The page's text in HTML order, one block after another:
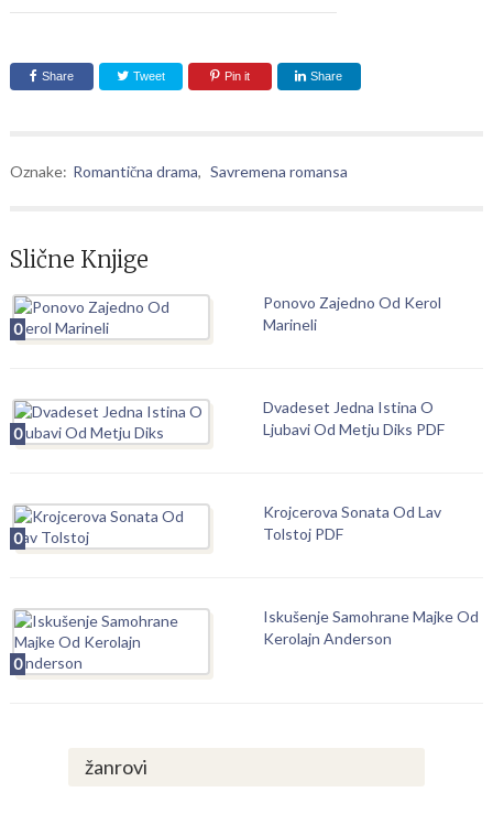
Share Tweet Pin it Share
Oznake: Romantična drama, Savremena romansa
Slične Knjige
0
Ponovo Zajedno Od Kerol
Marineli
0
Dvadeset Jedna Istina O
Ljubavi Od Metju Diks PDF
0
Krojcerova Sonata Od Lav
Tolstoj PDF
0
Iskušenje Samohrane Majke Od
Kerolajn Anderson
žanrovi